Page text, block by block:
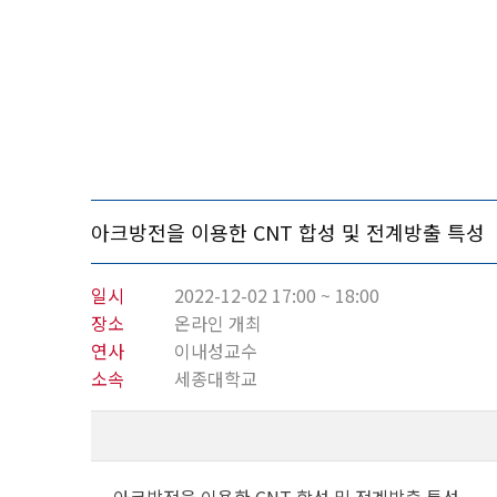
아크방전을 이용한 CNT 합성 및 전계방출 특성
일시
2022-12-02 17:00 ~ 18:00
장소
온라인 개최
연사
이내성교수
소속
세종대학교